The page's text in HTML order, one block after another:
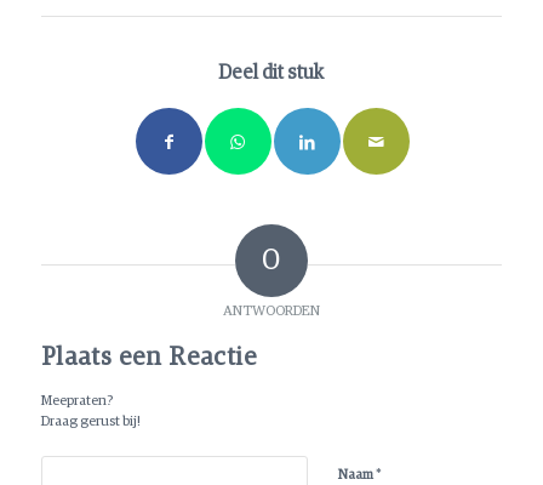
Deel dit stuk
0
ANTWOORDEN
Plaats een Reactie
Meepraten?
Draag gerust bij!
Naam*